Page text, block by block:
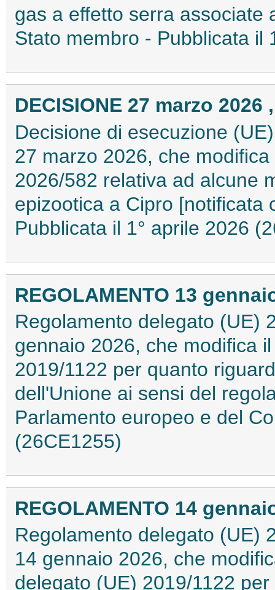
gas a effetto serra associate
Stato membro - Pubblicata il
DECISIONE 27 marzo 2026
Decisione di esecuzione
27 marzo 2026, che
2026/582 relativa ad alcune
epizootica a Cipro [notificata
Pubblicata il 1° aprile 2026
REGOLAMENTO 13
Regolamento delegato (UE)
gennaio 2026, che modifica
2019/1122 per quanto
dell'Unione ai sensi del
Parlamento europeo e del
(26CE1255)
REGOLAMENTO 14
Regolamento delegato (UE)
14 gennaio 2026, che
delegato (UE) 2019/1122